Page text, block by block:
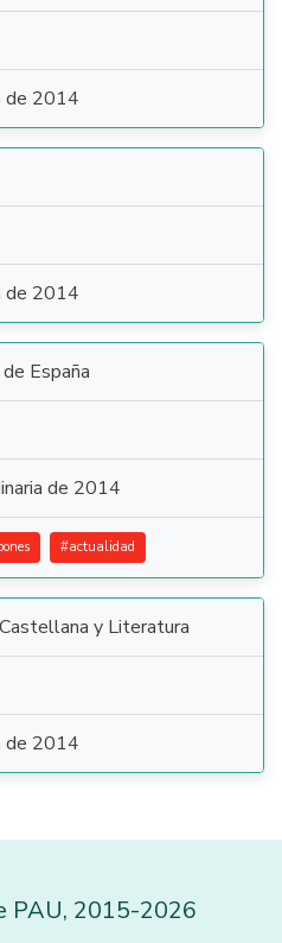
de 2014
de 2014
España
de 2014
#actualidad
y Literatura
de 2014
PAU, 2015-2026